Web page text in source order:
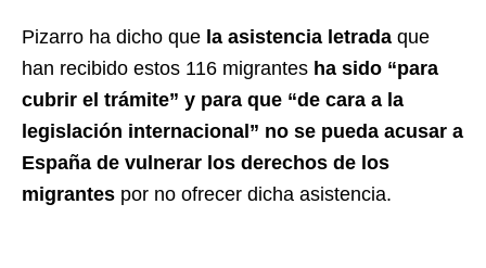
Pizarro ha dicho que la asistencia letrada que
han recibido estos 116 migrantes ha sido “para
cubrir el trámite” y para que “de cara a la
legislación internacional” no se pueda acusar a
España de vulnerar los derechos de los
migrantes por no ofrecer dicha asistencia.